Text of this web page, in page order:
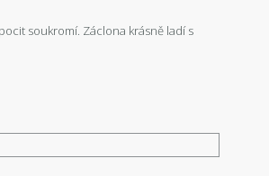
soukromí. Záclona krásně ladí s